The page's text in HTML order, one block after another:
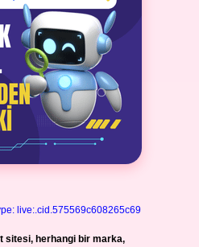
live:.cid.575569c608265c69
sitesi, herhangi bir marka,